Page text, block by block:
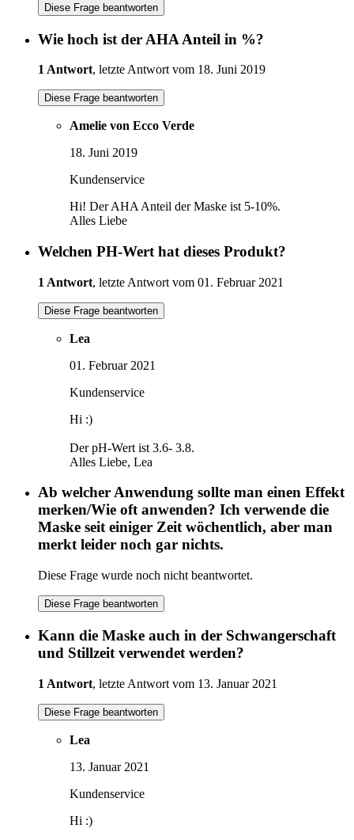
Diese Frage beantworten
Wie hoch ist der AHA Anteil in %?
1 Antwort, letzte Antwort vom 18. Juni 2019
Diese Frage beantworten
Amelie von Ecco Verde
18. Juni 2019
Kundenservice
Hi! Der AHA Anteil der Maske ist 5-10%.
Alles Liebe
Welchen PH-Wert hat dieses Produkt?
1 Antwort, letzte Antwort vom 01. Februar 2021
Diese Frage beantworten
Lea
01. Februar 2021
Kundenservice
Hi :)
Der pH-Wert ist 3.6- 3.8.
Alles Liebe, Lea
Ab welcher Anwendung sollte man einen Effekt
merken/Wie oft anwenden? Ich verwende die
Maske seit einiger Zeit wöchentlich, aber man
merkt leider noch gar nichts.
Diese Frage wurde noch nicht beantwortet.
Diese Frage beantworten
Kann die Maske auch in der Schwangerschaft
und Stillzeit verwendet werden?
1 Antwort, letzte Antwort vom 13. Januar 2021
Diese Frage beantworten
Lea
13. Januar 2021
Kundenservice
Hi :)